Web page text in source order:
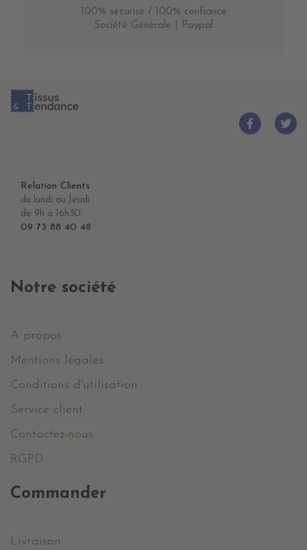
100% sécurisé / 100% confiance
Société Générale | Paypal
Relation Clients
du lundi au Jeudi
de 9h à 16h30
09 73 88 40 48
Notre société
A propos
Mentions légales
Conditions d'utilisation
Service client
Contactez-nous
RGPD
Commander
Livraison